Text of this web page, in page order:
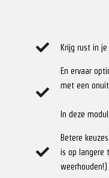
Krijg rust in
En ervaar
met een
In deze
Betere
is op langere
weerhouden!)